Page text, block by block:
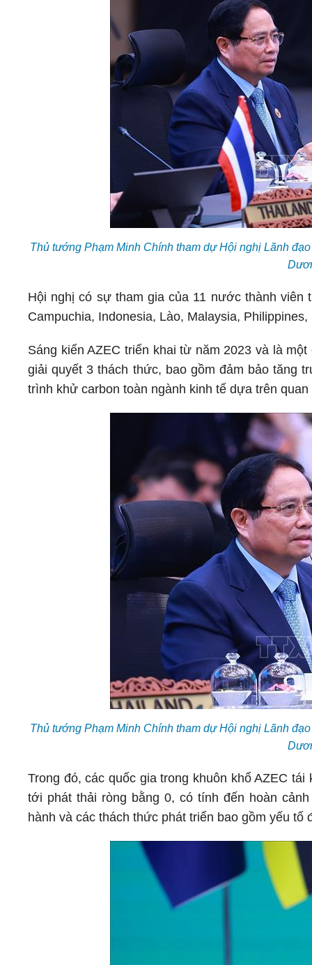
Thủ tướng Phạm Minh Chính tham dự Hội nghị Lãnh
Hội nghị có sự tham gia của 11 nước thành viên
Campuchia, Indonesia, Lào, Malaysia,
Sáng kiến AZEC triển khai từ năm 2023 và là
giải quyết 3 thách thức, bao gồm đảm bảo tăng
trình khử carbon toàn ngành kinh tế dựa trên quan
Thủ tướng Phạm Minh Chính tham dự Hội nghị Lãnh
Trong đó, các quốc gia trong khuôn khổ AZEC
tới phát thải ròng bằng 0, có tính đến hoàn
hành và các thách thức phát triển bao gồm yếu